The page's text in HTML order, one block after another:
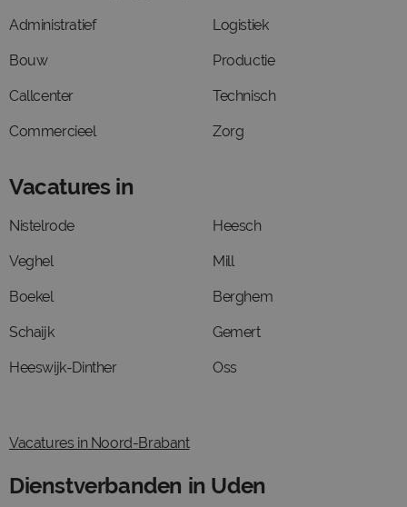
Administratief
Bouw
Callcenter
Commercieel
Logistiek
Productie
Technisch
Zorg
Vacatures in
Nistelrode
Veghel
Boekel
Schaijk
Heeswijk-Dinther
Heesch
Mill
Berghem
Gemert
Oss
Vacatures in Noord-Brabant
Dienstverbanden in Uden